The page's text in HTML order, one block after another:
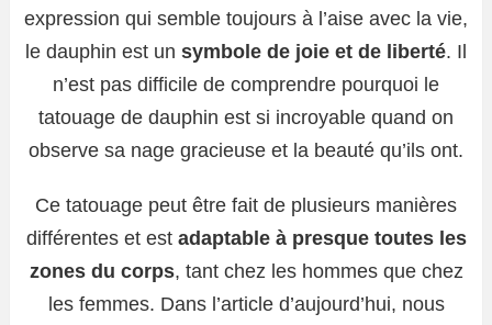
expression qui semble toujours à l’aise avec la vie,
le dauphin est un symbole de joie et de liberté. Il
n’est pas difficile de comprendre pourquoi le
tatouage de dauphin est si incroyable quand on
observe sa nage gracieuse et la beauté qu’ils ont.
Ce tatouage peut être fait de plusieurs manières
différentes et est adaptable à presque toutes les
zones du corps, tant chez les hommes que chez
les femmes. Dans l’article d’aujourd’hui, nous